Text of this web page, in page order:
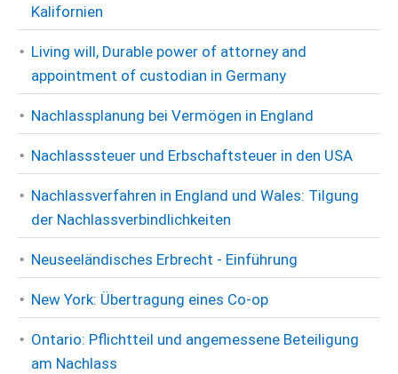
Kalifornien
Living will, Durable power of attorney and
appointment of custodian in Germany
Nachlassplanung bei Vermögen in England
Nachlasssteuer und Erbschaftsteuer in den USA
Nachlassverfahren in England und Wales: Tilgung
der Nachlassverbindlichkeiten
Neuseeländisches Erbrecht - Einführung
New York: Übertragung eines Co-op
Ontario: Pflichtteil und angemessene Beteiligung
am Nachlass